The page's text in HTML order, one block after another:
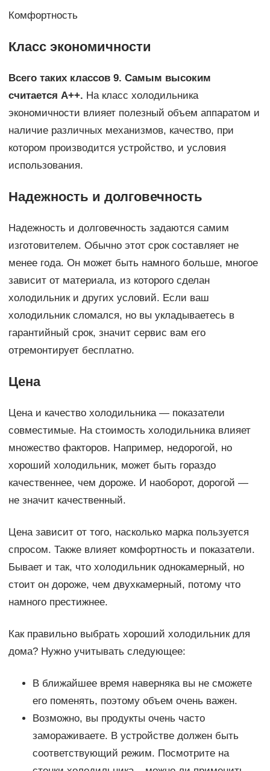
Комфортность
Класс экономичности
Всего таких классов 9. Самым высоким
считается А++. На класс холодильника
экономичности влияет полезный объем аппаратом и
наличие различных механизмов, качество, при
котором производится устройство, и условия
использования.
Надежность и долговечность
Надежность и долговечность задаются самим
изготовителем. Обычно этот срок составляет не
менее года. Он может быть намного больше, многое
зависит от материала, из которого сделан
холодильник и других условий. Если ваш
холодильник сломался, но вы укладываетесь в
гарантийный срок, значит сервис вам его
отремонтирует бесплатно.
Цена
Цена и качество холодильника — показатели
совместимые. На стоимость холодильника влияет
множество факторов. Например, недорогой, но
хороший холодильник, может быть гораздо
качественнее, чем дороже. И наоборот, дорогой —
не значит качественный.
Цена зависит от того, насколько марка пользуется
спросом. Также влияет комфортность и показатели.
Бывает и так, что холодильник однокамерный, но
стоит он дороже, чем двухкамерный, потому что
намного престижнее.
Как правильно выбрать хороший холодильник для
дома? Нужно учитывать следующее:
В ближайшее время наверняка вы не сможете
его поменять, поэтому объем очень важен.
Возможно, вы продукты очень часто
замораживаете. В устройстве должен быть
соответствующий режим. Посмотрите на